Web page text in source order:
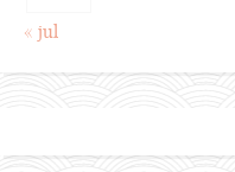
« jul